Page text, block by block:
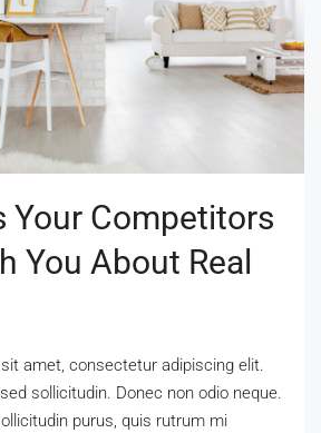
Your Competitors
You About Real
amet, consectetur adipiscing elit.
sollicitudin. Donec non odio neque.
purus, quis rutrum mi